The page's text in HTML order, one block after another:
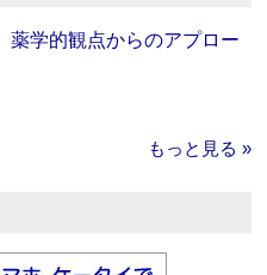
学的観点からのアプロー
もっと見る »